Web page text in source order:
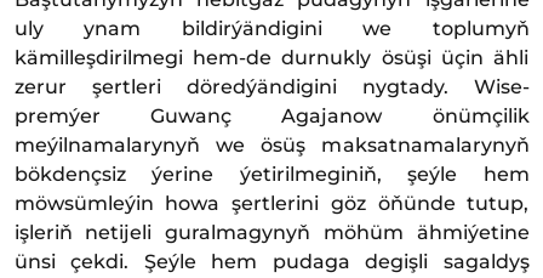
uly ynam bildirýändigini we toplumyň
kämilleşdirilmegi hem-de durnukly ösüşi üçin ähli
zerur şertleri döredýändigini nygtady. Wise-
premýer Guwanç Agajanow önümçilik
meýilnamalarynyň we ösüş maksatnamalarynyň
bökdençsiz ýerine ýetirilmeginiň, şeýle hem
möwsümleýin howa şertlerini göz öňünde tutup,
işleriň netijeli guralmagynyň möhüm ähmiýetine
ünsi çekdi. Şeýle hem pudaga degişli sagaldyş